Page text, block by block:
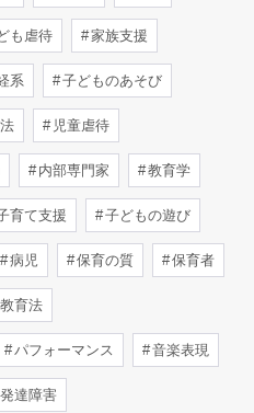
も虐待 家族支援
系 子どものあそび
児童虐待
内部専門家 教育学
育て支援 子どもの遊び
病児 保育の質 保育者
育法
パフォーマンス 音楽表現
達障害